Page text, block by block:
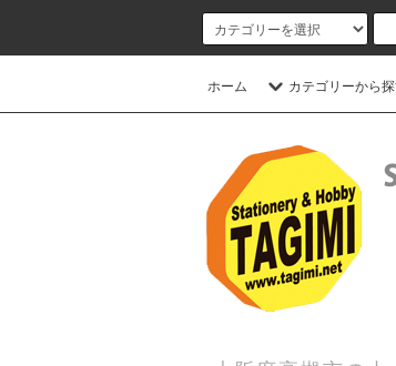
ホーム カテゴリーから